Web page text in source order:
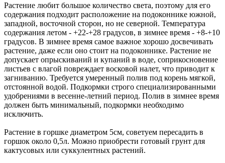
Растение любит большое количество света, поэтому для его
содержания подходит расположение на подоконнике южной,
западной, восточной сторон, но не северной. Температура
содержания летом - +22-+28 градусов, в зимнее время - +8-+10
градусов. В зимнее время самое важное хорошо досвечивать
растение, даже если оно стоит на подоконнике. Растение не
допускает опрыскиваний и купаний в воде, соприкосновение
листьев с влагой повреждает восковой налет, что приводит к
загниванию. Требуется умеренный полив под корень мягкой,
отстоянной водой. Подкормки строго специализированными
удобрениями в весенне-летний период. Полив в зимнее время
должен быть минимальный, подкормки необходимо
исключить.
Растение в горшке диаметром 5см, советуем пересадить в
горшок около 0,5л. Можно приобрести готовый грунт для
кактусовых или суккулентных растений.